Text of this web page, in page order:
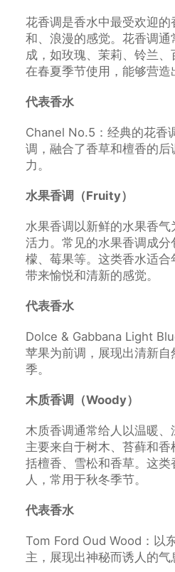
花香调是香水中最受欢迎
和、浪漫的感觉。花香调
成，如玫瑰、茉莉、铃兰
在春夏季节使用，能够营造
代表香水
Chanel No.5：经典的花香
调，融合了香草和檀香的
力。
水果香调（Fruity）
水果香调以新鲜的水果香
活力。常见的水果香调成
檬、莓果等。这类香水适
带来愉悦和清新的感觉。
代表香水
Dolce & Gabbana Light
苹果为前调，展现出清新
季。
木质香调（Woody）
木质香调通常给人以温暖
主要来自于树木、苔藓和
括檀香、雪松和香草。这
人，常用于秋冬季节。
代表香水
Tom Ford Oud Wood：以
主，展现出神秘而诱人的气